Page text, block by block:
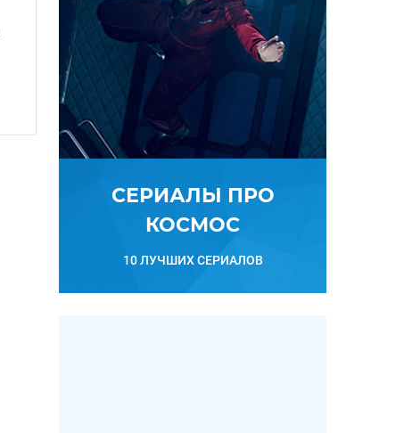
СЕРИАЛЫ ПРО
КОСМОС
10 ЛУЧШИХ СЕРИАЛОВ